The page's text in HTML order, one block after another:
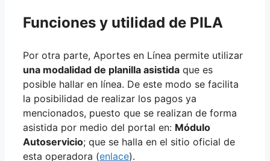
Funciones y utilidad de PILA
Por otra parte, Aportes en Línea permite utilizar
una modalidad de planilla asistida que es
posible hallar en línea. De este modo se facilita
la posibilidad de realizar los pagos ya
mencionados, puesto que se realizan de forma
asistida por medio del portal en: Módulo
Autoservicio; que se halla en el sitio oficial de
esta operadora (enlace).